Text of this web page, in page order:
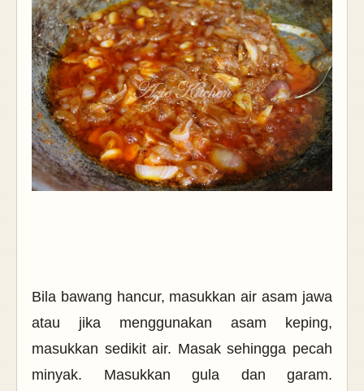
Bila bawang hancur, masukkan air asam jawa
atau jika menggunakan asam keping,
masukkan sedikit air. Masak sehingga pecah
minyak. Masukkan gula dan garam.